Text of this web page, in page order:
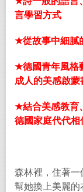
言學習方式
★從故事中細膩
★德國青年風格
成人的美感啟蒙
★結合美感教育
德國家庭代代相
森林裡，住著一
幫她換上美麗的